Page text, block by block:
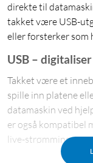
direkte til
takket være USB-
eller forsterker som
USB –
Takket være et
spille inn platene
datamaskin ved
er også kompatibel
live-strømming.